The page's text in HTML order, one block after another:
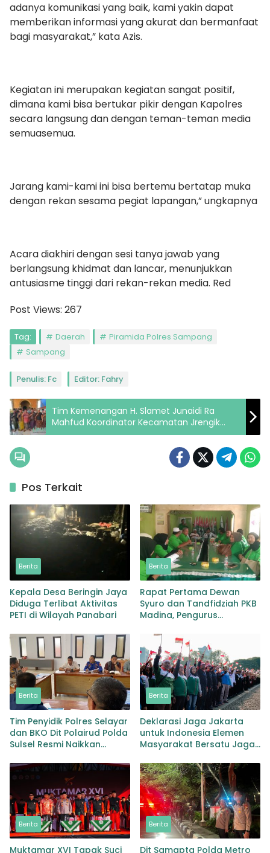
adanya komunikasi yang baik, kami yakin dapat
memberikan informasi yang akurat dan bermanfaat
bagi masyarakat,” kata Azis.
Kegiatan ini merupakan kegiatan sangat positif,
dimana kami bisa bertukar pikir dengan Kapolres
secara langsung dan dengan teman-teman media
semuasemua.
Jarang kami-kami ini bisa bertemu bertatap muka
dengan rekan sesama pegiat lapangan,” ungkapnya
Acara diakhiri dengan sesi tanya jawab yang
berlangsung khidmat dan lancar, menunjukkan
antusiasme tinggi dari rekan-rekan media. Red
Post Views: 267
Tag: Daerah
Piramida Polres Sampang
Sampang
Penulis: Fc Editor: Fahry
Tim Kemenangan H. Slamet Junaidi Ra
Mahfud Koordinator Kecamatan Jrengik
Resmi Terbentuk
Pos Terkait
Berita
Kepala Desa Beringin Jaya
Diduga Terlibat Aktivitas
PETI di Wilayah Panabari
Berita
Rapat Pertama Dewan
Syuro dan Tandfidziah PKB
Madina, Pengurus
adalah Tokoh
Berita
Tim Penyidik Polres Selayar
dan BKO Dit Polairud Polda
Sulsel Resmi Naikkan
Tahap Penyidikan
Berita
Deklarasi Jaga Jakarta
untuk Indonesia Elemen
Masyarakat Bersatu Jaga
Berita
Muktamar XVI Tapak Suci
Berita
Dit Samapta Polda Metro